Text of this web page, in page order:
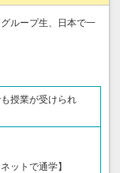
ループ生、日本で一
授業が受けられ
ットで通学】